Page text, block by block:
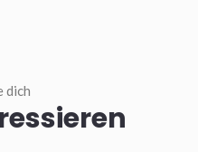
dich